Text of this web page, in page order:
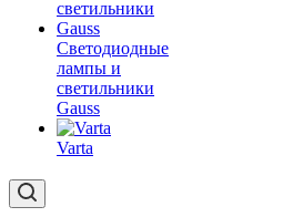
Светодиодные
лампы и
светильники
Gauss
Varta